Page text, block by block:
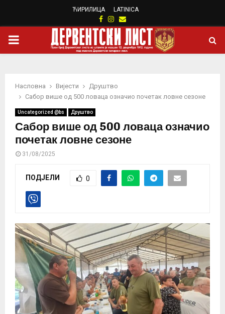
ЋИРИЛИЦА LATINICA
Facebook
Instagram
Email
PRIMARY
Насловна Вијести
Друштво
Сабор више од 500 ловаца означио почетак ловне сезоне
Uncategorized @bs Друштво
Сабор више од 500 ловаца означио
почетак ловне сезоне
31/08/2025
ПОДЈЕЛИ 0